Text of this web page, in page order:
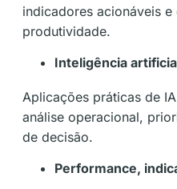
indicadores acionáveis
produtividade.
Inteligência
Aplicações práticas de
análise operacional,
de decisão.
Performance,